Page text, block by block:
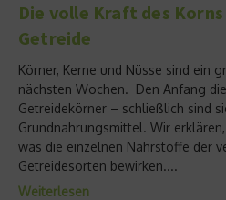
Die volle Kraft des
Getreide
Körner, Kerne und Nüsse sind ein
nächsten Wochen. Den Anfang
Getreidekörner – schließlich sind
Grundnahrungsmittel. Wir
was die einzelnen Nährstoffe der
Getreidesorten bewirken....
Weiterlesen